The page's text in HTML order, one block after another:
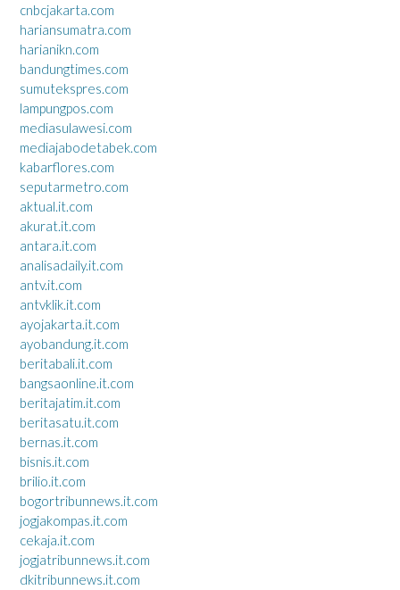
cnbcjakarta.com
hariansumatra.com
harianikn.com
bandungtimes.com
sumutekspres.com
lampungpos.com
mediasulawesi.com
mediajabodetabek.com
kabarflores.com
seputarmetro.com
aktual.it.com
akurat.it.com
antara.it.com
analisadaily.it.com
antv.it.com
antvklik.it.com
ayojakarta.it.com
ayobandung.it.com
beritabali.it.com
bangsaonline.it.com
beritajatim.it.com
beritasatu.it.com
bernas.it.com
bisnis.it.com
brilio.it.com
bogortribunnews.it.com
jogjakompas.it.com
cekaja.it.com
jogjatribunnews.it.com
dkitribunnews.it.com